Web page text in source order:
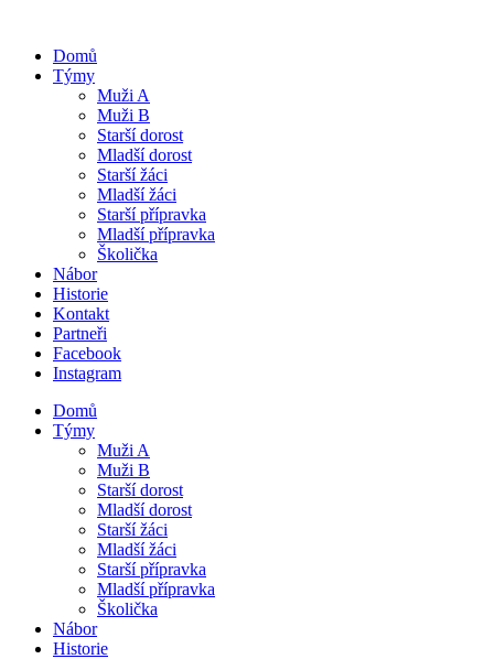
Domů
Týmy
Muži A
Muži B
Starší dorost
Mladší dorost
Starší žáci
Mladší žáci
Starší přípravka
Mladší přípravka
Školička
Nábor
Historie
Kontakt
Partneři
Facebook
Instagram
Domů
Týmy
Muži A
Muži B
Starší dorost
Mladší dorost
Starší žáci
Mladší žáci
Starší přípravka
Mladší přípravka
Školička
Nábor
Historie